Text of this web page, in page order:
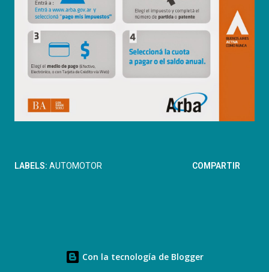
LABELS: AUTOMOTOR COMPARTIR
Con la tecnología de Blogger